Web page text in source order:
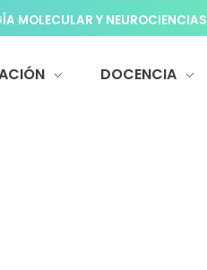
MOLECULAR Y NEUROCIENCIAS
DOCENCIA